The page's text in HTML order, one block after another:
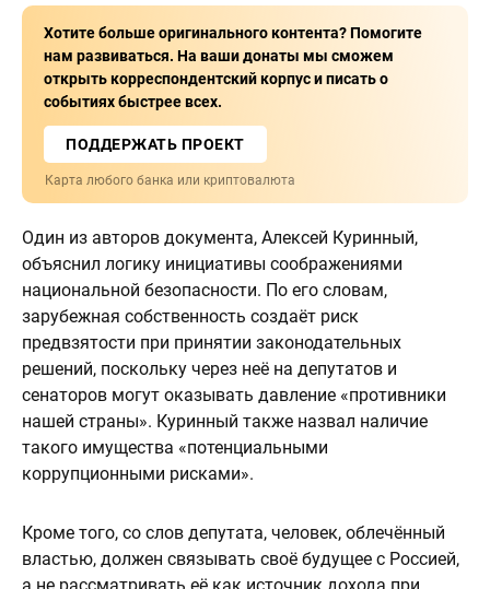
Хотите больше оригинального контента? Помогите
нам развиваться. На ваши донаты мы сможем
открыть корреспондентский корпус и писать о
событиях быстрее всех.
ПОДДЕРЖАТЬ ПРОЕКТ
Карта любого банка или криптовалюта
Один из авторов документа, Алексей Куринный,
объяснил логику инициативы соображениями
национальной безопасности. По его словам,
зарубежная собственность создаёт риск
предвзятости при принятии законодательных
решений, поскольку через неё на депутатов и
сенаторов могут оказывать давление «противники
нашей страны». Куринный также назвал наличие
такого имущества «потенциальными
коррупционными рисками».
Кроме того, со слов депутата, человек, облечённый
властью, должен связывать своё будущее с Россией,